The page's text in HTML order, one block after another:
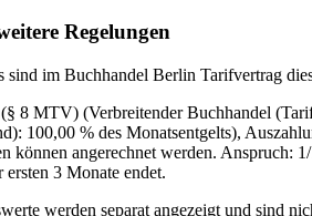
Regelungen
sind im Buchhandel Berlin Tarifvertrag
8 MTV) (Verbreitender Buchhandel
100,00 % des Monatsentgelts),
können angerechnet werden. Anspruch:
3 Monate endet.
werden separat angezeigt und sind